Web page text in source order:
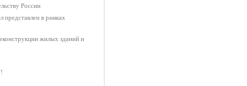
России
в рамках
жилых зданий и